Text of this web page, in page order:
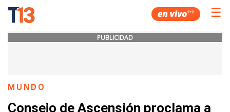
☰
PUBLICIDAD
MUNDO
Consejo de Ascensión proclama a